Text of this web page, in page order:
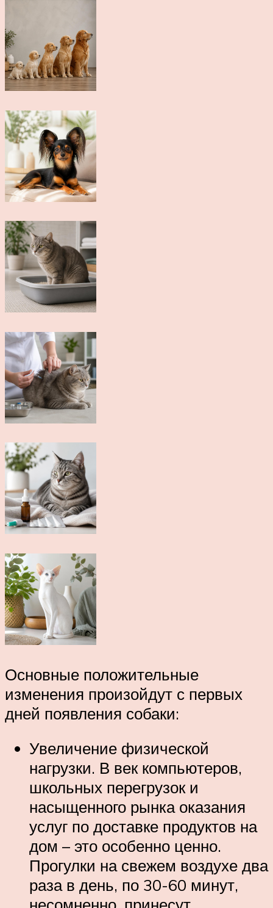
Основные положительные
изменения произойдут с первых
дней появления собаки:
Увеличение физической
нагрузки. В век компьютеров,
школьных перегрузок и
насыщенного рынка оказания
услуг по доставке продуктов на
дом – это особенно ценно.
Прогулки на свежем воздухе два
раза в день, по 30-60 минут,